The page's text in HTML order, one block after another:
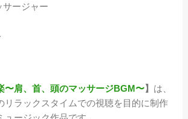
サージャー
〜肩、首、頭のマッサージBGM〜】 は、
リラックスタイムでの視聴を目的に制作